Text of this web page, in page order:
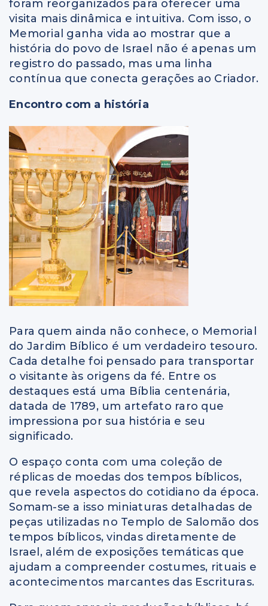
foram reorganizados para oferecer uma
visita mais dinâmica e intuitiva. Com isso, o
Memorial ganha vida ao mostrar que a
história do povo de Israel não é apenas um
registro do passado, mas uma linha
contínua que conecta gerações ao Criador.
Encontro com a história
Para quem ainda não conhece, o Memorial
do Jardim Bíblico é um verdadeiro tesouro.
Cada detalhe foi pensado para transportar
o visitante às origens da fé. Entre os
destaques está uma Bíblia centenária,
datada de 1789, um artefato raro que
impressiona por sua história e seu
significado.
O espaço conta com uma coleção de
réplicas de moedas dos tempos bíblicos,
que revela aspectos do cotidiano da época.
Somam-se a isso miniaturas detalhadas de
peças utilizadas no Templo de Salomão dos
tempos bíblicos, vindas diretamente de
Israel, além de exposições temáticas que
ajudam a compreender costumes, rituais e
acontecimentos marcantes das Escrituras.